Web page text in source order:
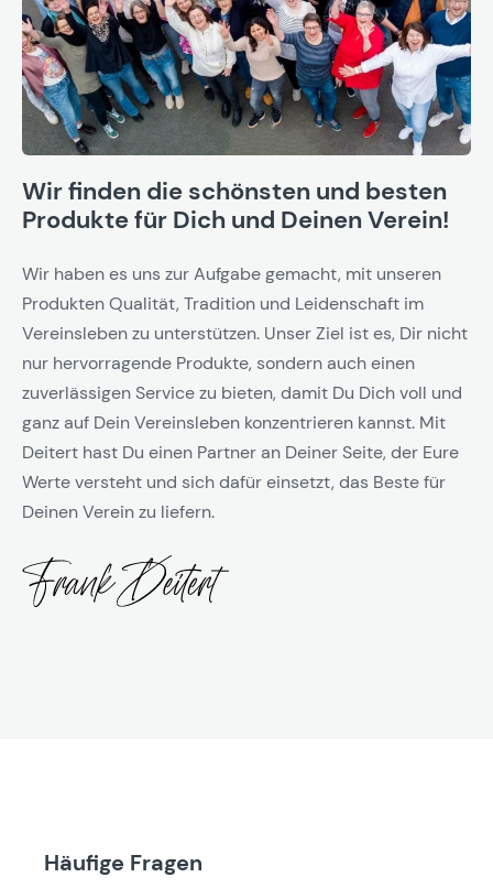
Wir finden die schönsten und besten
Produkte für Dich und Deinen Verein!
Wir haben es uns zur Aufgabe gemacht, mit unseren
Produkten Qualität, Tradition und Leidenschaft im
Vereinsleben zu unterstützen. Unser Ziel ist es, Dir nicht
nur hervorragende Produkte, sondern auch einen
zuverlässigen Service zu bieten, damit Du Dich voll und
ganz auf Dein Vereinsleben konzentrieren kannst. Mit
Deitert hast Du einen Partner an Deiner Seite, der Eure
Werte versteht und sich dafür einsetzt, das Beste für
Deinen Verein zu liefern.
Häufige Fragen